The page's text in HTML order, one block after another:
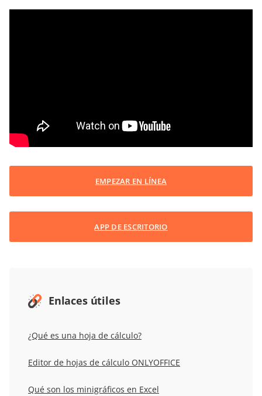
EMPEZAR EN LÍNEA
APP DE ESCRITORIO
Enlaces útiles
¿Qué es una hoja de cálculo?
Editor de hojas de cálculo ONLYOFFICE
Qué son los minigráficos en Excel